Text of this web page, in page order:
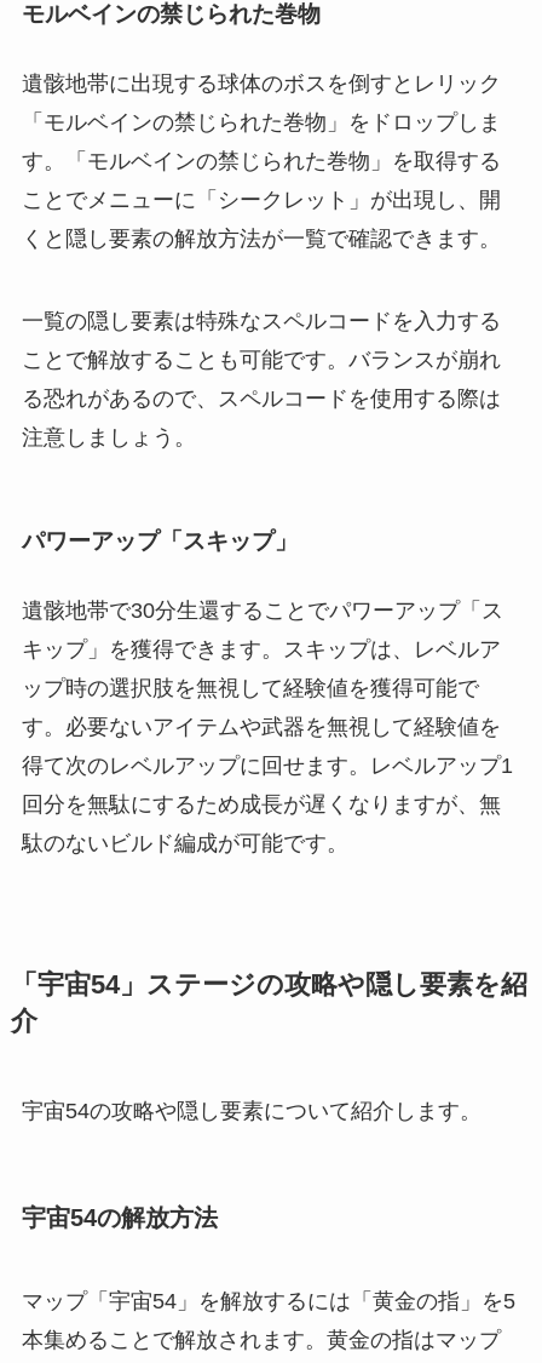
モルベインの禁じられた巻物
遺骸地帯に出現する球体のボスを倒すとレリック
「モルベインの禁じられた巻物」をドロップしま
す。「モルベインの禁じられた巻物」を取得する
ことでメニューに「シークレット」が出現し、開
くと隠し要素の解放方法が一覧で確認できます。
一覧の隠し要素は特殊なスペルコードを入力する
ことで解放することも可能です。バランスが崩れ
る恐れがあるので、スペルコードを使用する際は
注意しましょう。
パワーアップ「スキップ」
遺骸地帯で30分生還することでパワーアップ「ス
キップ」を獲得できます。スキップは、レベルア
ップ時の選択肢を無視して経験値を獲得可能で
す。必要ないアイテムや武器を無視して経験値を
得て次のレベルアップに回せます。レベルアップ1
回分を無駄にするため成長が遅くなりますが、無
駄のないビルド編成が可能です。
「宇宙54」ステージの攻略や隠し要素を紹
介
宇宙54の攻略や隠し要素について紹介します。
宇宙54の解放方法
マップ「宇宙54」を解放するには「黄金の指」を5
本集めることで解放されます。黄金の指はマップ